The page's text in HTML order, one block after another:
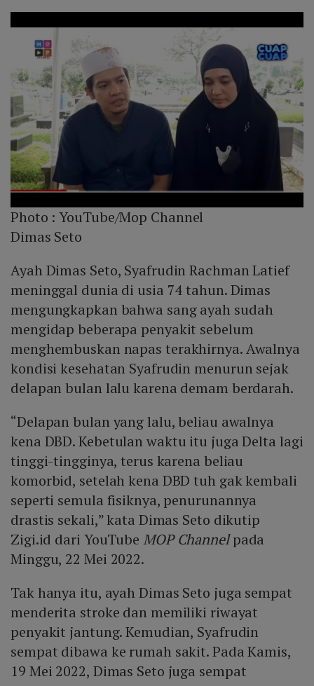
Photo :YouTube/Mop Channel
Dimas Seto
Ayah Dimas Seto, Syafrudin Rachman Latief
meninggal dunia di usia 74 tahun. Dimas
mengungkapkan bahwa sang ayah sudah
mengidap beberapa penyakit sebelum
menghembuskan napas terakhirnya. Awalnya
kondisi kesehatan Syafrudin menurun sejak
delapan bulan lalu karena demam berdarah.
“Delapan bulan yang lalu, beliau awalnya
kena DBD. Kebetulan waktu itu juga Delta lagi
tinggi-tingginya, terus karena beliau
komorbid, setelah kena DBD tuh gak kembali
seperti semula fisiknya, penurunannya
drastis sekali,” kata Dimas Seto dikutip
Zigi.id dari YouTube MOP Channelpada
Minggu, 22 Mei 2022.
Tak hanya itu, ayah Dimas Seto juga sempat
menderita stroke dan memiliki riwayat
penyakit jantung. Kemudian, Syafrudin
sempat dibawa ke rumah sakit. Pada Kamis,
19 Mei 2022, Dimas Seto juga sempat